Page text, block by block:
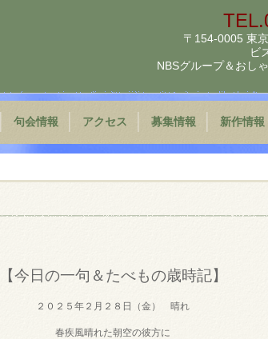
〒154-0005 東
ビ
NBSグループ＆ おし
句会情報 アクセス 募集情報 新作情報
【今日の一句＆たべもの歳時記】
２０２５年２月２８日（金） 晴れ
春疾風晴れた朝空の彼方に